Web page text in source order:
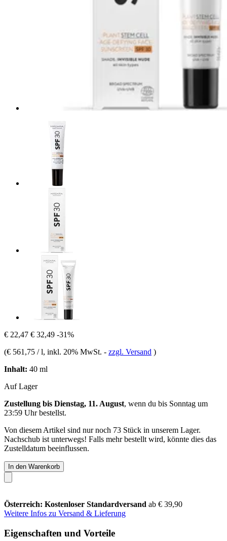
€ 22,47 € 32,49 -31%
(€ 561,75 / l, inkl. 20% MwSt. - zzgl. Versand )
Inhalt: 40 ml
Auf Lager
Zustellung bis Dienstag, 11. August, wenn du bis Sonntag um
23:59 Uhrbestellst.
Von diesem Artikel sind nur noch 73 Stück in unserem Lager.
Nachschub ist unterwegs! Falls mehr bestellt wird, könnte dies das
Zustelldatum beeinflussen.
In den Warenkorb
Österreich: Kostenloser Standardversand ab € 39,90
Weitere Infos zu Versand & Lieferung
Eigenschaften und Vorteile